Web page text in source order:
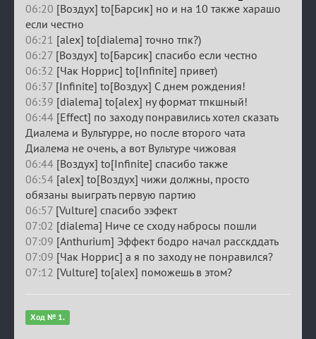
06:20 [Воздух] to[Барсик] но и на 10 также харашо
если честно
06:21 [alex] to[dialema] точно тпк?)
06:27 [Воздух] to[Барсик] спасибо если честно
06:32 [Чак Норрис] to[Infinite] привет)
06:37 [Infinite] to[Воздух] С днем рождения!
06:39 [dialema] to[alex] ну формат тпкшный!
06:44 [Effect] по заходу понравились хотел сказать
Диалема и Вультурре, но после второго чата
Диалема не очень, а вот Вультуре чижовая
06:44 [Воздух] to[Infinite] спасибо также
06:54 [alex] to[Воздух] чижи должны, просто
обязаны выиграть первую партию
06:57 [Vulture] спасибо ээфект
07:02 [dialema] Ниче се сходу набросы пошли
07:09 [Anthurium] Эффект бодро начал расскддать
07:09 [Чак Норрис] а я по заходу не понравился?
07:12 [Vulture] to[alex] поможешь в этом?
Ход № 1.